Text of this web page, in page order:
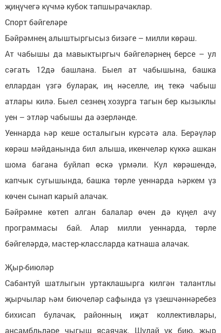
җиңүчегә күчмә кубок тапшырачаклар.
Спорт бәйгеләре
Бәйрәмнең алыштыргысыз бизәге – милли көрәш.
Ат чабышы да мавыктыргыч бәйгеләрнең берсе – ул
сәгать 12дә башлана. Быел ат чабышына, башка
еллардан үзгә буларак, иң нәселле, иң текә чабыш
атлары килә. Быел сезнең хозурга тагын бер кызыклы
уен – этләр чабышы да әзерләнде.
Уеннарда һәр кеше осталыгын күрсәтә ала. Берәүләр
көрәш мәйданында бил алыша, икенчеләр күккә ашкан
шома багана буйлап өскә үрмәли. Кул көрәшендә,
капчык сугышында, башка төрле уеннарда һәркем үз
көчен сынап карый алачак.
Бәйрәмне көтеп алган балалар өчен дә күңел ачу
программасы бай. Алар милли уеннарда, төрле
бәйгеләрдә, мастер-классларда катнаша алачак.
Җыр-биюләр
Сабантуй шатлыгын уртаклашырга килгән талантлы
җырчылар һәм биючеләр сафында үз үзешчәннәребез
бихисап булачак, районның иҗат коллективлары,
ансамбльләре чыгыш ясаячак. Шулай ук бию, җыр